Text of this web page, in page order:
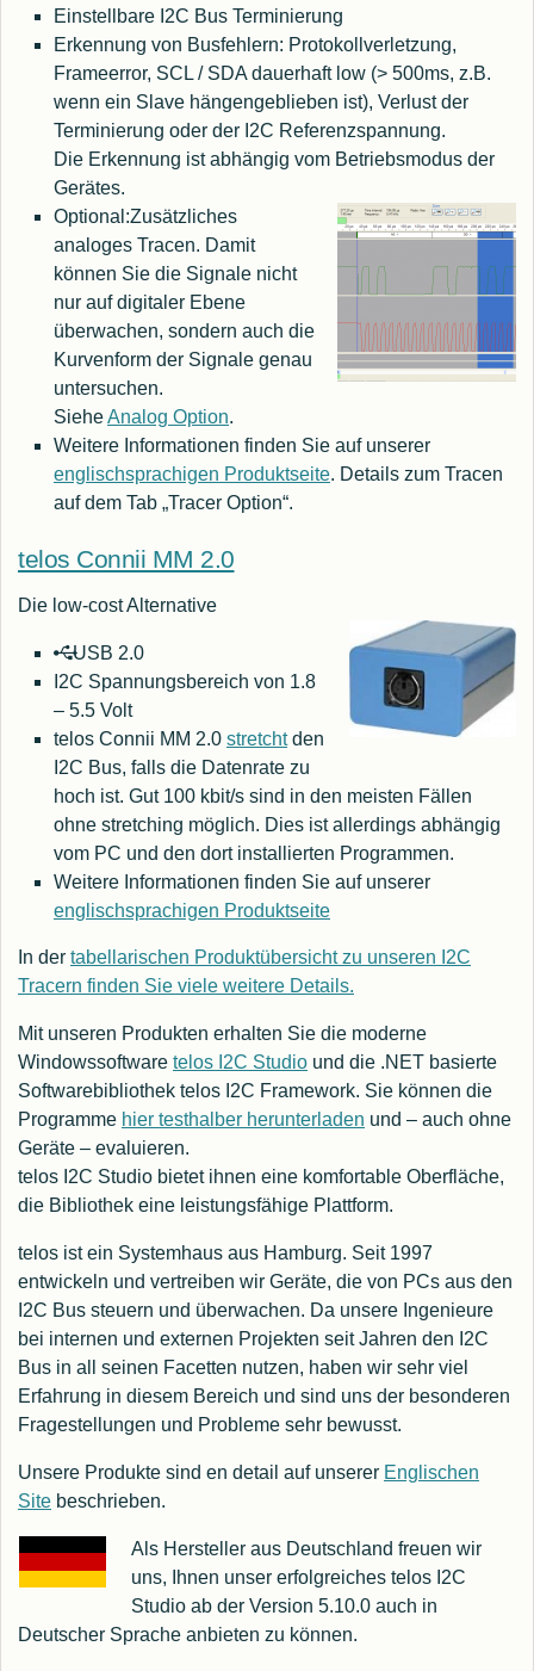
Einstellbare I2C Bus Terminierung
Erkennung von Busfehlern: Protokollverletzung,
Frameerror, SCL / SDA dauerhaft low (> 500ms, z.B.
wenn ein Slave hängengeblieben ist), Verlust der
Terminierung oder der I2C Referenzspannung.
Die Erkennung ist abhängig vom Betriebsmodus der
Gerätes.
Optional:Zusätzliches
analoges Tracen. Damit
können Sie die Signale nicht
nur auf digitaler Ebene
überwachen, sondern auch die
Kurvenform der Signale genau
untersuchen.
SieheAnalog Option.
Weitere Informationen finden Sie auf unserer
englischsprachigen Produktseite. Details zum Tracen
auf dem Tab „Tracer Option“.
telos Connii MM 2.0
Die low-cost Alternative
USB 2.0
I2C Spannungsbereich von 1.8
– 5.5 Volt
telos Connii MM 2.0 stretchtden
I2C Bus, falls die Datenrate zu
hoch ist. Gut 100 kbit/s sind in den meisten Fällen
ohne stretching möglich. Dies ist allerdings abhängig
vom PC und den dort installierten Programmen.
Weitere Informationen finden Sie auf unserer
englischsprachigen Produktseite
In der tabellarischen Produktübersicht zu unseren I2C
Tracern finden Sie viele weitere Details.
Mit unseren Produkten erhalten Sie die moderne
Windowssoftware telos I2C Studio und die .NET basierte
Softwarebibliothek telos I2C Framework. Sie können die
Programme hier testhalber herunterladen und – auch ohne
Geräte – evaluieren.
telos I2C Studio bietet ihnen eine komfortable Oberfläche,
die Bibliothek eine leistungsfähige Plattform.
telos ist ein Systemhaus aus Hamburg. Seit 1997
entwickeln und vertreiben wir Geräte, die von PCs aus den
I2C Bus steuern und überwachen. Da unsere Ingenieure
bei internen und externen Projekten seit Jahren den I2C
Bus in all seinen Facetten nutzen, haben wir sehr viel
Erfahrung in diesem Bereich und sind uns der besonderen
Fragestellungen und Probleme sehr bewusst.
Unsere Produkte sind en detail auf unserer Englischen
Site beschrieben.
Als Hersteller aus Deutschland freuen wir
uns, Ihnen unser erfolgreiches telos I2C
Studio ab der Version 5.10.0 auch in
Deutscher Sprache anbieten zu können.